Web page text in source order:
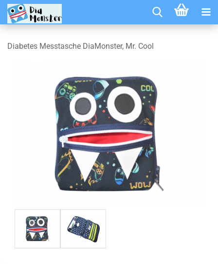
Diabetes Messtasche DiaMonster, Mr. Cool